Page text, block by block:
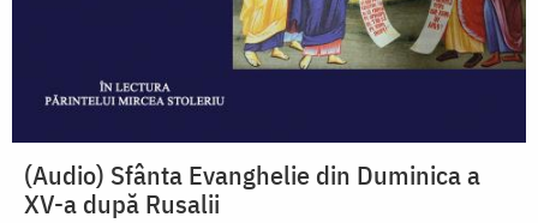
(Audio) Sfânta Evanghelie din Duminica a
XV-a după Rusalii